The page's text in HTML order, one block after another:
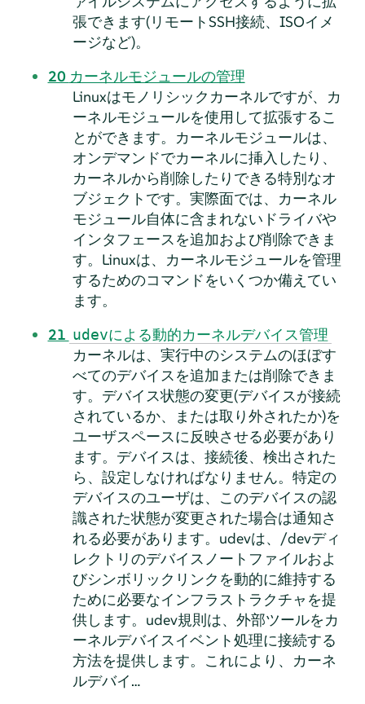
張できます(リモートSSH接続、ISOイメ
ージなど)。
20 カーネルモジュールの管理
Linuxはモノリシックカーネルですが、カ
ーネルモジュールを使用して拡張するこ
とができます。カーネルモジュールは、
オンデマンドでカーネルに挿入したり、
カーネルから削除したりできる特別なオ
ブジェクトです。実際面では、カーネル
モジュール自体に含まれないドライバや
インタフェースを追加および削除できま
す。Linuxは、カーネルモジュールを管理
するためのコマンドをいくつか備えてい
ます。
21 udevによる動的カーネルデバイス管理
カーネルは、実行中のシステムのほぼす
べてのデバイスを追加または削除できま
す。デバイス状態の変更(デバイスが接続
されているか、または取り外されたか)を
ユーザスペースに反映させる必要があり
ます。デバイスは、接続後、検出された
ら、設定しなければなりません。特定の
デバイスのユーザは、このデバイスの認
識された状態が変更された場合は通知さ
れる必要があります。udevは、/devディ
レクトリのデバイスノートファイルおよ
びシンボリックリンクを動的に維持する
ために必要なインフラストラクチャを提
供します。udev規則は、外部ツールをカ
ーネルデバイスイベント処理に接続する
方法を提供します。これにより、カーネ
ルデバイ…